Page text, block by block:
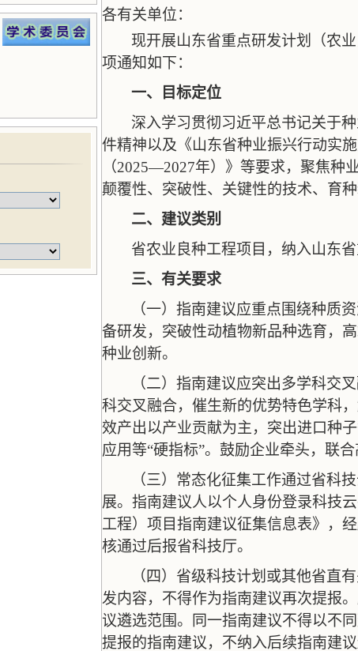
各有关单位：
现开展山东省重点研发计划（农
项通知如下：
一、目标定位
深入学习贯彻习近平总书记关于
件精神以及《山东省种业振兴行动实
（2025—2027年）》等要求，聚焦种
颠覆性、突破性、关键性的技术、育种
二、建议类别
省农业良种工程项目，纳入山东
三、有关要求
（一）指南建议应重点围绕种质
备研发，突破性动植物新品种选育，
种业创新。
（二）指南建议应突出多学科交
科交叉融合，催生新的优势特色学科
效产出以产业贡献为主，突出进口种
应用等“硬指标”。鼓励企业牵头，联
（三）常态化征集工作通过省科
展。指南建议人以个人身份登录科技
工程）项目指南建议征集信息表》
，
核通过后报省科技厅。
（四）省级科技计划或其他省直
发内容，不得作为指南建议再次提报
议遴选范围。同一指南建议不得以不
提报的指南建议，不纳入后续指南建议